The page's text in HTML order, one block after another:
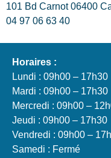
101 Bd Carnot 06400
04 97 06 63 40
Horaires :
Lundi : 09h00 – 17h30
Mardi : 09h00 – 17h30
Mercredi : 09h00 –
Jeudi : 09h00 – 17h30
Vendredi : 09h00 –
Samedi : Fermé